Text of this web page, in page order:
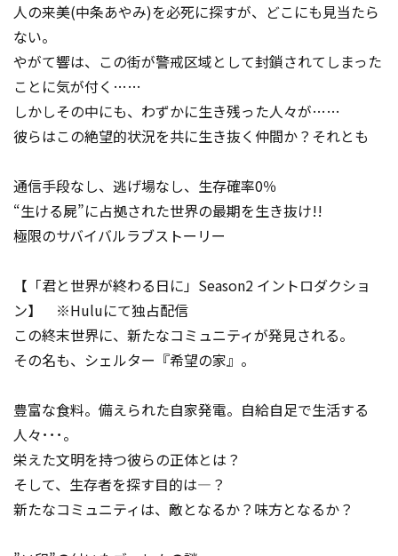
人の来美(中条あやみ)を必死に探すが、どこにも見当たら
ない。
やがて響は、この街が警戒区域として封鎖されてしまった
ことに気が付く……
しかしその中にも、わずかに生き残った人々が……
彼らはこの絶望的状況を共に生き抜く仲間か？それとも―――
通信手段なし、逃げ場なし、生存確率0％
“生ける屍”に占拠された世界の最期を生き抜け!!
極限のサバイバルラブストーリー
【「君と世界が終わる日に」Season2 イントロダクショ
ン】 ※Huluにて独占配信
この終末世界に、新たなコミュニティが発見される。
その名も、シェルター『希望の家』。
豊富な食料。備えられた自家発電。自給自足で生活する
人々･･･。
栄えた文明を持つ彼らの正体とは？
そして、生存者を探す目的は―？
新たなコミュニティは、敵となるか？味方となるか？